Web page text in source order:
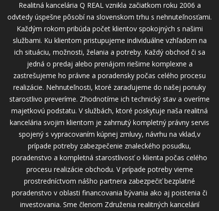
Realitná kancelária Q REAL vznikla začiatkom roku 2006 a
odvtedy úspešne pôsobí na slovenskom trhu s nehnuteľnosťami.
Každým rokom pribúda počet klientov spokojných s našimi
službami. Ku klientom pristupujeme individuálne vzhľadom na
ich situáciu, možnosti, želania a potreby. Každý obchod či sa
jedná o predaj alebo prenájom riešime komplexne a
zastrešujeme ho právne a poradensky počas celého procesu
realizácie. Nehnuteľnosti, ktoré zaraďujeme do našej ponuky
starostlivo preveríme. Zhodnotíme ich technický stav a overíme
majetkovú podstatu. V službách, ktoré poskytuje naša realitná
kancelária svojim klientom je zahrnutý kompletný právny servis
spojený s vypracovaním kúpnej zmluvy, návrhu na vklad,v
prípade potreby zabezpečenie znaleckého posudku,
poradenstvo a kompletná starostlivosť o klienta počas celého
procesu realizácie obchodu. V prípade potreby vieme
prostredníctvom nášho partnera zabezpečiť bezplatné
poradenstvo v oblasti financovania bývania ako aj poistenia či
investovania. Sme členom Združenia realitných kancelárií